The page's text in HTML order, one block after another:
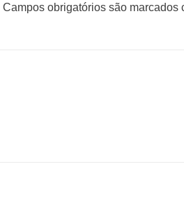
Campos obrigatórios são marcados